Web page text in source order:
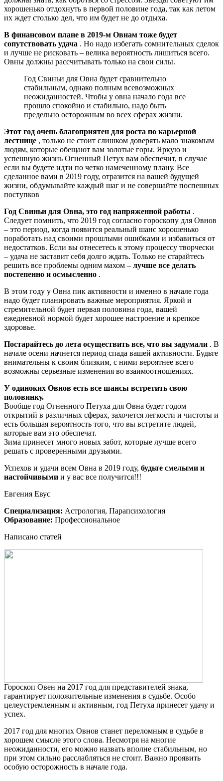
хорошенько отдохнуть в первой половине года, так как летом
их ждет столько дел, что им будет не до отдыха.
В финансовом плане в 2019-м Овнам тоже будет
сопутствовать удача . Но надо избегать сомнительных сделок
и лучше не рисковать – велика вероятность лишиться всего.
Овны должны рассчитывать только на свои силы.
Год Свиньи для Овна будет сравнительно
стабильным, однако полным всевозможных
неожиданностей. Чтобы у овна начало года все
прошло спокойно и стабильно, надо быть
предельно осторожным во всех сферах жизни.
Этот год очень благоприятен для роста по карьерной
лестнице , только не стоит слишком доверять мало знакомым
людям, которые обещают вам золотые горы. Яркую и
успешную жизнь Огненный Петух вам обеспечит, в случае
если вы будете идти по четко намеченному плану. Все
сделанное вами в 2019 году, отразится на вашей будущей
жизни, обдумывайте каждый шаг и не совершайте поспешных
поступков
Год Свиньи для Овна, это год напряженной работы .
Следует помнить, что 2019 год согласно гороскопу для Овнов
– это период, когда появится реальный шанс хорошенько
поработать над своими прошлыми ошибками и избавиться от
недостатков. Если вы отнесетесь к этому процессу творчески
– удача не заставит себя долго ждать. Только не старайтесь
решить все проблемы одним махом – лучше все делать
постепенно и осмысленно .
В этом году у Овна пик активности и именно в начале года
надо будет планировать важные мероприятия. Яркой и
стремительной будет первая половина года, вашей
ежедневной нормой будет хорошее настроение и крепкое
здоровье.
Постарайтесь до лета осуществить все, что вы задумали . В
начале осени начнется период спада вашей активности. Будьте
внимательны к своим близким, с ними вероятнее всего
возможны серьезные изменения во взаимоотношениях.
У одиноких Овнов есть все шансы встретить свою
половинку.
Вообще год Огненного Петуха для Овна будет годом
открытий в различных сферах, захочется легкости и чистоты и
есть большая вероятность того, что вы встретите людей,
которые вам это обеспечат.
Зима принесет много новых забот, которые лучше всего
решать с проверенными друзьями.
Успехов и удачи всем Овна в 2019 году, будьте смелыми и
настойчивыми и у вас все получится!!!
Евгения Евус
Специализация: Астрология, Парапсихология
Образование: Профессиональное
Написано статей
Гороскоп Овен на 2017 год для представителей знака,
гарантирует положительные изменения в судьбе. Особо
целеустремленным и активным, год Петуха принесет удачу и
успех.
2017 год для многих Овнов станет переломным в судьбе в
хорошем смысле этого слова. Несмотря на многие
неожиданности, его можно назвать вполне стабильным, но
при этом сильно расслабляться не стоит. Важно проявить
особую осторожность в начале года.